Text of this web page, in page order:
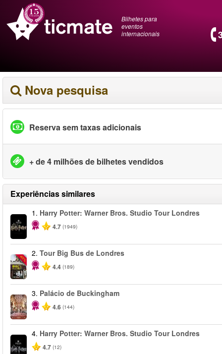
Bilhetes para
eventos
internacionais
Nova pesquisa
Reserva sem taxas adicionais
+ de 4 milhões de bilhetes vendidos
Experiências similares
1. Harry Potter: Warner Bros. Studio Tour Londres
4.7 (1949)
-40%
2. Tour Big Bus de Londres
4.4 (189)
3. Palácio de Buckingham
4.6 (144)
4. Harry Potter: Warner Bros. Studio Tour Londres
4.7 (12)